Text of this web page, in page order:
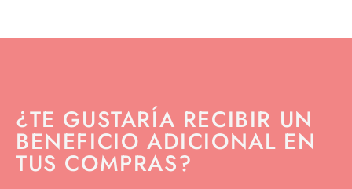
¿TE GUSTARÍA RECIBIR UN
BENEFICIO ADICIONAL EN
TUS COMPRAS?